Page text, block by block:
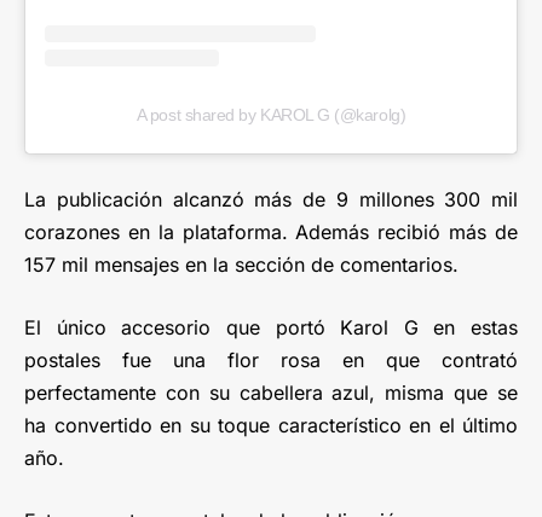
A post shared by KAROL G (@karolg)
La publicación alcanzó más de 9 millones 300 mil
corazones en la plataforma. Además recibió más de
157 mil mensajes en la sección de comentarios.
El único accesorio que portó Karol G en estas
postales fue una flor rosa en que contrató
perfectamente con su cabellera azul, misma que se
ha convertido en su toque característico en el último
año.